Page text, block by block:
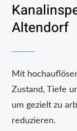
Altendorf
Mit
Zustand, Tiefe
um gezielt zu
reduzieren.